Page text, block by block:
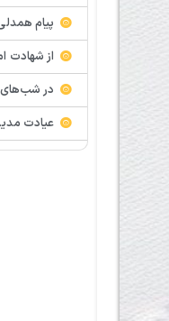
پیام همدلی
از شهادت
در شب‌های
عیادت مدیرعامل